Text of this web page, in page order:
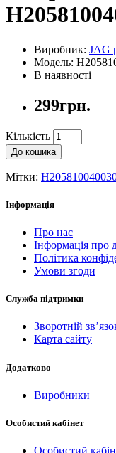
Виробник: JAG
Модель:
В наявності
299грн.
Кількість
До кошика
Мітки:
Інформація
Про нас
Інформація про
Політика
Умови згоди
Служба підтримки
Зворотній
Карта сайту
Додатково
Виробники
Особистий кабінет
Особистий